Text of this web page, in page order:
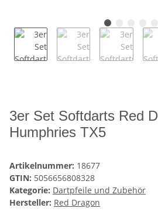
3er Set Softdarts Red
Humphries TX5
Artikelnummer: 18677
GTIN: 5056656808328
Kategorie: Dartpfeile und Zubehör
Hersteller: Red Dragon